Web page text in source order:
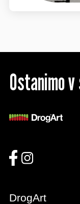
Ostanimo
DrogArt